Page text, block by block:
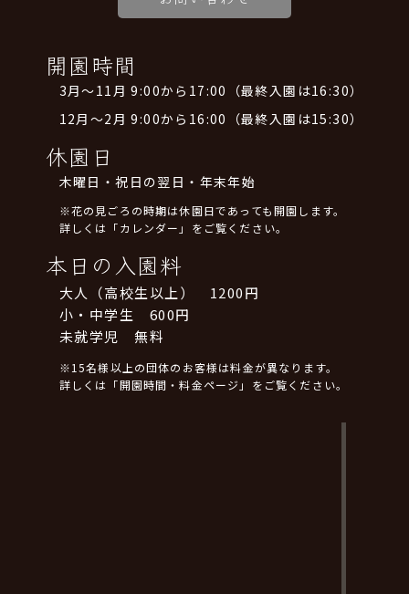
開園時間
3月～11月 9:00から17:00（最終入園は16:30）
12月～2月 9:00から16:00（最終入園は15:30）
休園日
木曜日・祝日の翌日・年末年始
※花の見ごろの時期は休園日であっても開園します。
詳しくは「カレンダー」をご覧ください。
本日の入園料
大人（高校生以上） 1200円
小・中学生 600円
未就学児 無料
※15名様以上の団体のお客様は料金が異なります。
詳しくは「開園時間・料金ページ」をご覧ください。